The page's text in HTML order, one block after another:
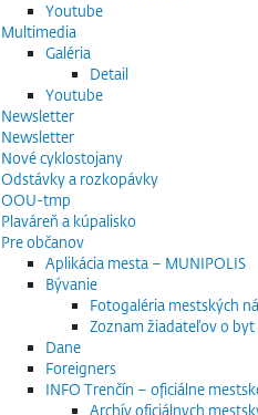
Youtube
Multimedia
Galéria
Detail
Youtube
Newsletter
Newsletter
Nové cyklostojany
Odstávky a rozkopávky
OOU-tmp
Plaváreň a kúpalisko
Pre občanov
Aplikácia mesta – MUNIPOLIS
Bývanie
Fotogaléria mestských
Zoznam žiadateľov o byt
Dane
Foreigners
INFO Trenčín – oficiálne
Archív oficiálnych